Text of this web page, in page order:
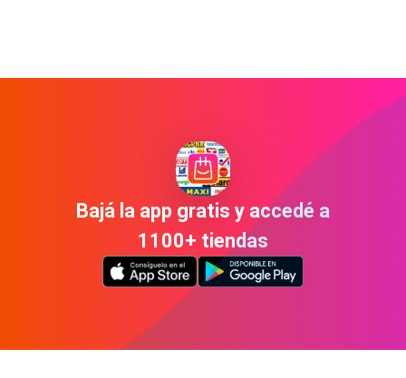
Bajá la app gratis y accedé a
1100+ tiendas